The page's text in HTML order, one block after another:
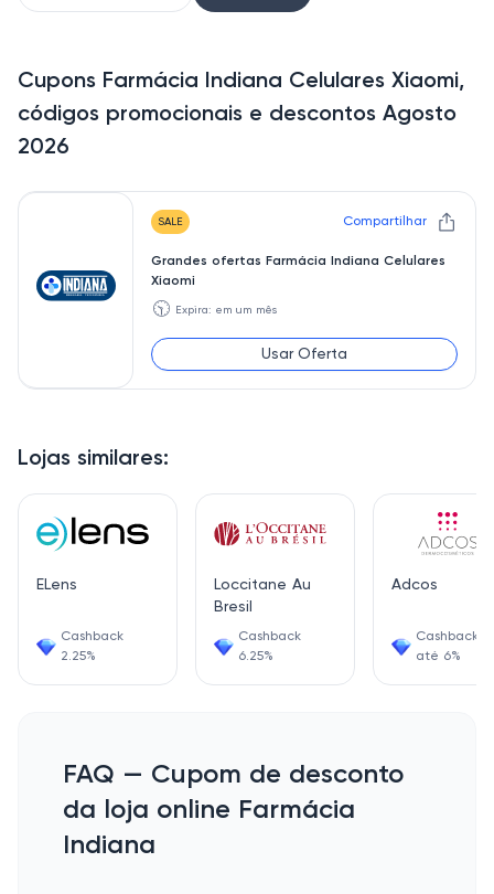
Lojas similares:
ELens
Cashback
2.25%
Loccitane Au
Bresil
Cashback
6.25%
Adcos
Cashback
até 6%
Cupons Farmácia Indiana Celulares Xiaomi,
códigos promocionais e descontos Agosto
2026
SALE Compartilhar
Grandes ofertas Farmácia Indiana Celulares
Xiaomi
🕥 Expira: em um mês
Usar Oferta
FAQ — Cupom de desconto
da loja online Farmácia
Indiana